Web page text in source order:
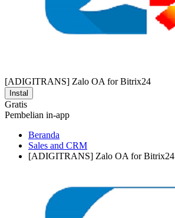
[ADIGITRANS] Zalo OA for Bitrix24
Instal
Gratis
Pembelian in-app
Beranda
Sales and CRM
[ADIGITRANS] Zalo OA for Bitrix24